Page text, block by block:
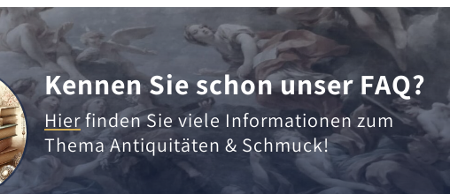
Kennen Sie schon unser FAQ?
Hierfinden Sie viele Informationen zum
Thema Antiquitäten & Schmuck!